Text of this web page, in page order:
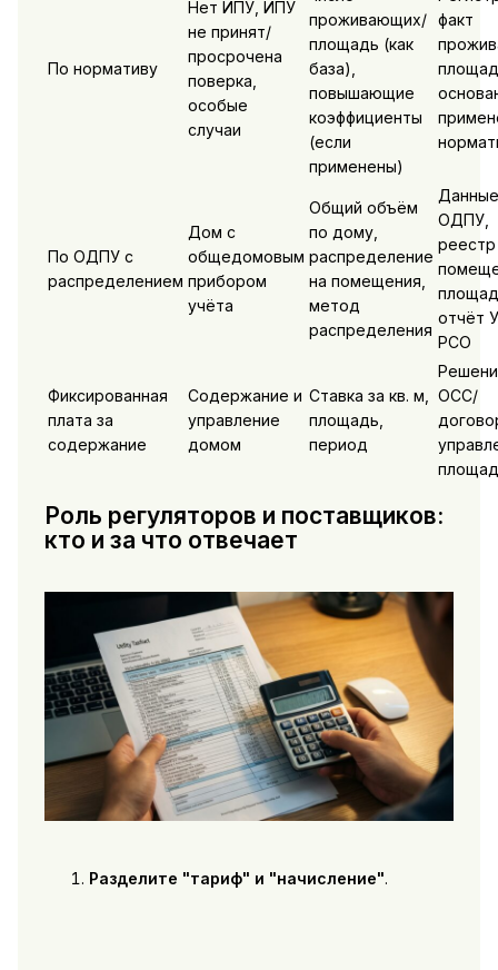
По нормативу
Нет ИПУ, ИПУ
не принят/
просрочена
поверка,
особые
случаи
проживающих/
площадь (как
база),
повышающие
коэффициенты
(если
применены)
факт
По ОДПУ с
распределением
Дом с
общедомовым
прибором
учёта
Общий объём
по дому,
распределение
на помещения,
метод
распределения
Данные
ОДПУ,
реестр
отчёт
РСО
Фиксированная
плата за
содержание
Содержание и
управление
домом
Ставка за кв. м,
площадь,
период
ОСС/
Роль регуляторов и поставщиков:
кто и за что отвечает
Разделите "тариф" и "начисление".